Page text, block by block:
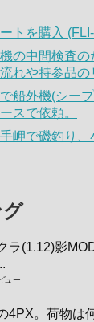
トを購入
の中間検査
れや持参品の
船外機(シー
スで依頼。
岬で磯釣り
ラ(1.12)影
ュー
4PX。荷物は